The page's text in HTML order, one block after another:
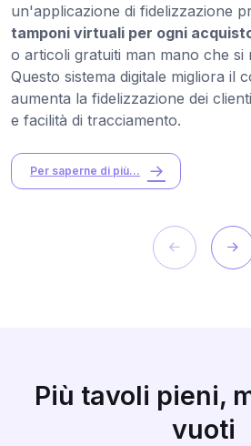
un'applicazione di fidelizzazione
tamponi virtuali per ogni
o articoli gratuiti man mano che si
Questo sistema digitale migliora il
aumenta la fidelizzazione dei
e facilità di tracciamento.
Per saperne di più...
Più tavoli pieni,
vuoti